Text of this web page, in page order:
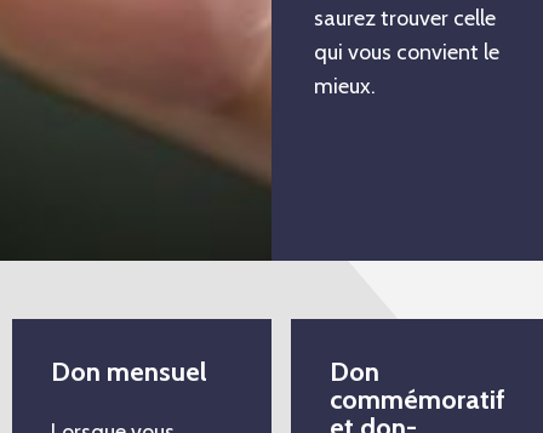
saurez trouver celle
qui vous convient le
mieux.
Don mensuel
Don
commémoratif